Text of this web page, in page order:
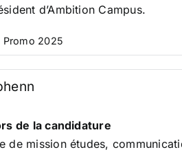
d’Ambition Campus.
Promo 2025
de la candidature
de mission études,